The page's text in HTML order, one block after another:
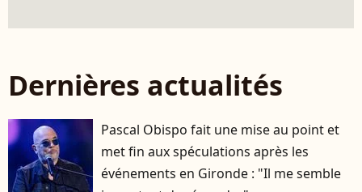
Dernières actualités
Pascal Obispo fait une mise au point et
met fin aux spéculations après les
événements en Gironde : "Il me semble